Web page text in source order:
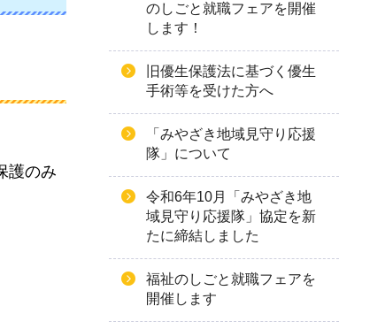
護のみ
のしごと就職フェアを開催
します！
旧優生保護法に基づく優生
手術等を受けた方へ
「みやざき地域見守り応援
隊」について
令和6年10月「みやざき地
域見守り応援隊」協定を新
たに締結しました
福祉のしごと就職フェアを
開催します